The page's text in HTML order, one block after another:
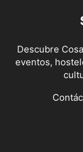
Descubre
eventos,